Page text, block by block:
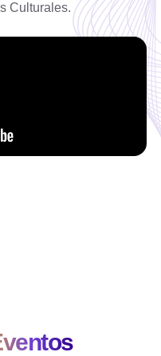
Culturales.